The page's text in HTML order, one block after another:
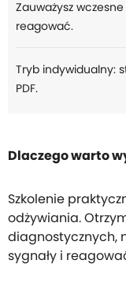
Zauważysz
reagować.
Tryb indywidualny:
PDF.
Dlaczego warto
Szkolenie
odżywiania.
diagnostycznych,
sygnały i